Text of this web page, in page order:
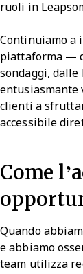
ruoli in
Continuiamo a
piattaforma —
sondaggi, dalle
entusiasmante
clienti a
accessibile
Come
Quando
e abbiamo
team utilizza